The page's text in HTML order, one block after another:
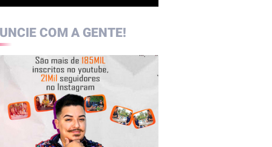
COM A GENTE!